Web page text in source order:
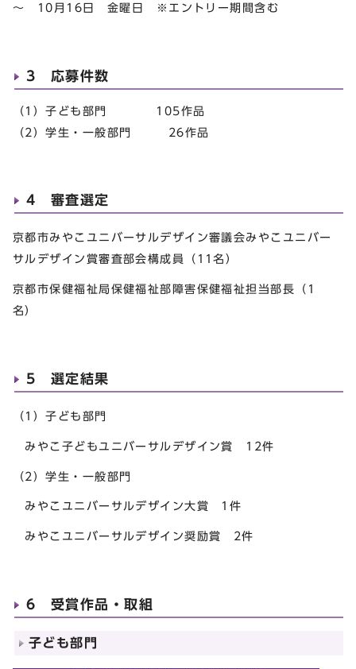
～ 10月16日 金曜日 ※エントリー期間含む
3 応募件数
（1）子ども部門 105作品
（2）学生・一般部門 26作品
4 審査選定
京都市みやこユニバーサルデザイン審議会みやこユニバー
サルデザイン賞審査部会構成員（11名）
京都市保健福祉局保健福祉部障害保健福祉担当部長（1
名）
5 選定結果
（1）子ども部門
みやこ子どもユニバーサルデザイン賞 12件
（2）学生・一般部門
みやこユニバーサルデザイン大賞 1件
みやこユニバーサルデザイン奨励賞 2件
6 受賞作品・取組
子ども部門